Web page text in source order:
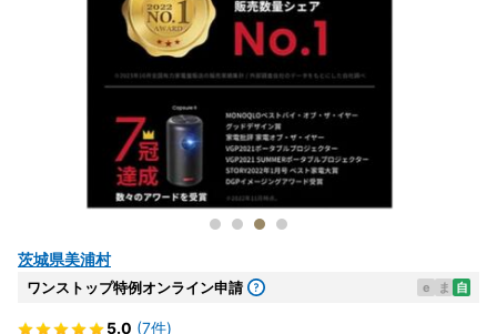
茨城県美浦村
ワンストップ特例オンライン申請 e ま 自
5.0 (7件)